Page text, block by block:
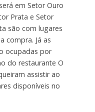
em Setor Ouro
Prata e Setor
são com lugares
compra. Já as
ocupadas por
do restaurante O
assistir ao
disponíveis no